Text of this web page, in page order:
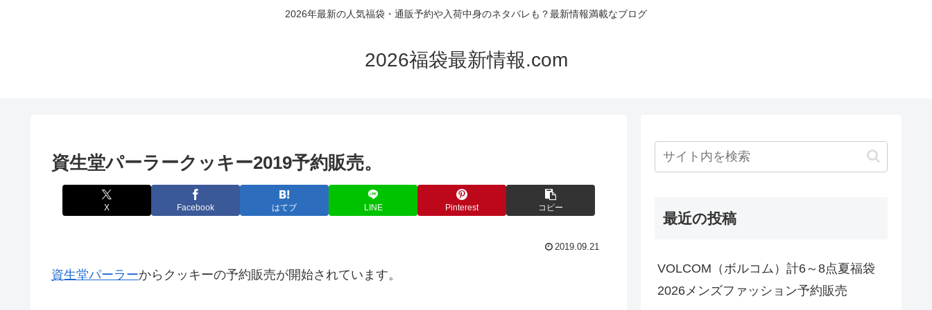
2026年最新の人気福袋・通販予約や入荷中身のネタバレも？最新情報満載なブログ
2026福袋最新情報.com
資生堂パーラークッキー2019予約販売。
X Facebook はてブ LINE Pinterest コピー
2019.09.21
資生堂パーラーからクッキーの予約販売が開始されています。
最近の投稿
VOLCOM（ボルコム）計6～8点夏福袋
2026メンズファッション予約販売